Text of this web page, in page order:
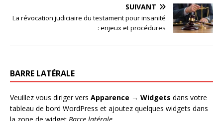
SUIVANT
La révocation judiciaire du testament pour insanité
: enjeux et procédures
BARRE LATÉRALE
Veuillez vous diriger vers Apparence → Widgets dans votre
tableau de bord WordPress et ajoutez quelques widgets dans